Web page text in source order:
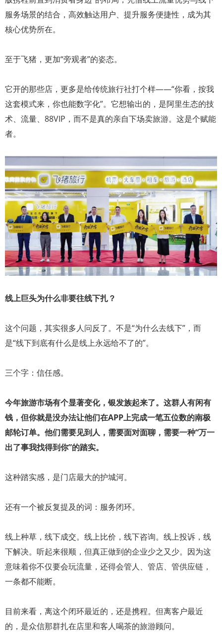
服务场景的结合，高效触达用户、提升服务便捷性，成为其
核心优势所在。
至于飞猪，更加“旁观者”的姿态。
它开的那些店，更多是给传统旅行社打个样——“你看，按我
这套模式来，你也能数字化”。它想输出的，是阿里生态的技
术、流量、88VIP，而不是真的亲自下场卖旅游。这是个赋能
者。
线上巨头为什么非要往线下扎？
这个问题，其实很多人问反了。不是“为什么去线下”，而
是“线下到底有什么是线上永远给不了的”。
三个字：信任感。
今年旅游市场有个显著变化，银发族起来了。这群人有闲有
钱，但你就是没办法让他们在APP上完成一笔五位数的南极
邮轮订单。他们需要见到人，需要面对面聊，需要一种“万一
出了事我找得到你”的踏实。
这种踏实感，是门店最大的护城河。
还有一个被反复提及的词：服务闭环。
线上种草，线下成交。线上比价，线下咨询。线上投诉，线
下解决。听起来很顺，但真正做到的企业少之又少。因为这
意味着你不仅要会玩流量，还得会管人、管店、管供应链，
一条都不能断。
目前来看，离这个闭环最近的，还是携程。但离客户最近
的，是众信那群扎在店里和客人喝茶的旅游顾问。